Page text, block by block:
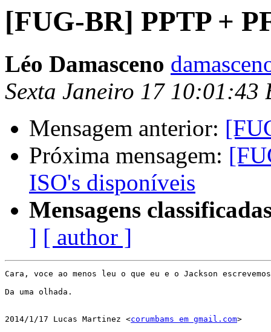
[FUG-BR] PPTP +
Léo Damasceno
Sexta Janeiro 17 10:01:43
Mensagem anterior:
Próxima mensagem:
ISO's disponíveis
Mensagens
] [ author ]
Cara, voce ao menos leu o que eu e o Jackson
Da uma olhada.
2014/1/17 Lucas Martinez <corumbams em gmail.com>